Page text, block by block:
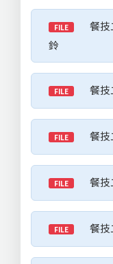
FILE
餐技
鈴
FILE 餐技
FILE 餐技
FILE 餐技
FILE 餐技